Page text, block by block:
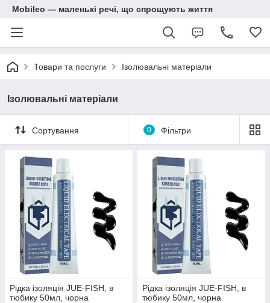
Mobileo — маленькі речі, що спрощують життя
Товари та послуги Ізолювальні матеріали
Ізолювальні матеріали
Сортування 0 Фільтри
Рідка ізоляція JUE-FISH, в
тюбику 50мл, чорна
Рідка ізоляція JUE-FISH, в
тюбику 50мл, чорна